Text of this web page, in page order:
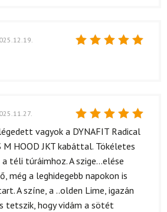
Értékelés:
vagyok a DYNAFIT Radical
M HOOD JKT kabáttal. Tökéletes
téli túráimhoz. A szige...elése
még a leghidegebb napokon is
A színe, a ..olden Lime, igazán
tetszik, hogy vidám a sötét